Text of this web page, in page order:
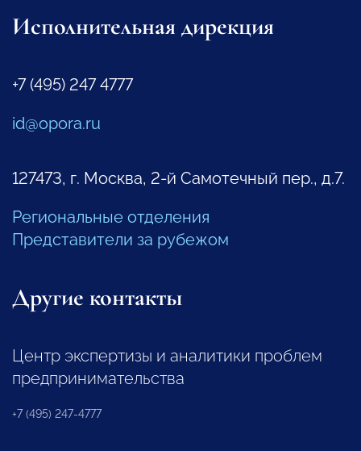
Исполнительная дирекция
+7 (495) 247 4777
id@opora.ru
127473, г. Москва, 2-й Самотечный пер., д.7.
Региональные отделения
Представители за рубежом
Другие контакты
Центр экспертизы и аналитики проблем
предпринимательства
+7 (495) 247-4777